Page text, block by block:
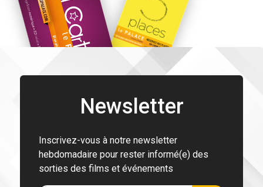
Newsletter
Inscrivez-vous à notre newsletter
hebdomadaire pour rester informé(e) des
sorties des films et événements